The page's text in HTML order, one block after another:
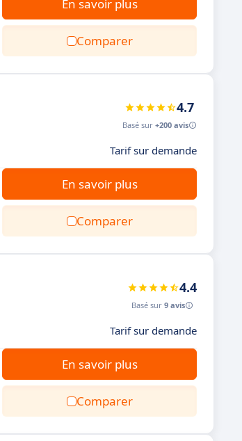
En savoir plus
Comparer
4.7
Basé sur +200 avis
Tarif sur demande
En savoir plus
Comparer
4.4
Basé sur 9 avis
Tarif sur demande
En savoir plus
Comparer